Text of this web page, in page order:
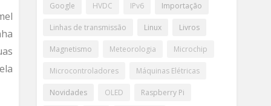
Google HVDC IPv6 Importação
Linhas de transmissão Linux Livros
Magnetismo Meteorologia Microchip
Microcontroladores Máquinas Elétricas
Novidades OLED Raspberry Pi